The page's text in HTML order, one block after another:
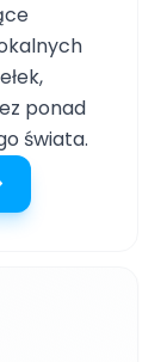
ponad
świata.